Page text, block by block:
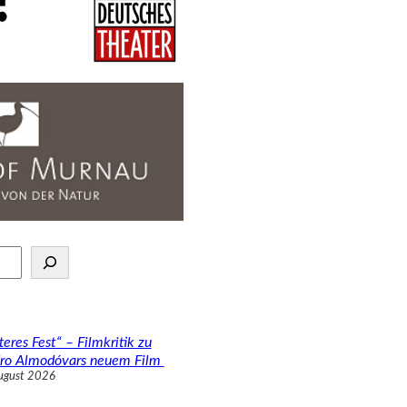
Fest“ – Filmkritik zu
Almodóvars neuem Film
2026